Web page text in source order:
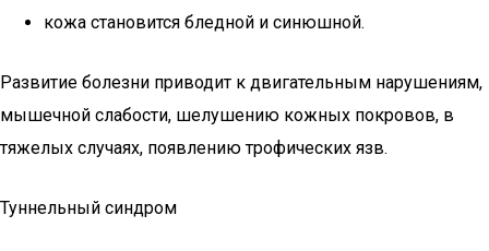
кожа становится бледной и синюшной.
Развитие болезни приводит к двигательным нарушениям,
мышечной слабости, шелушению кожных покровов, в
тяжелых случаях, появлению трофических язв.
Туннельный синдром